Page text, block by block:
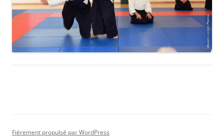
Fièrement propulsé par WordPress